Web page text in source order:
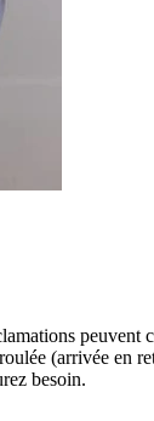
peuvent
(arrivée en
besoin.